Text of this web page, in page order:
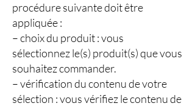
procédure suivante doit être
appliquée :
– choix du produit : vous
sélectionnez le(s) produit(s) que vous
souhaitez commander.
– vérification du contenu de votre
sélection : vous vérifiez le contenu de